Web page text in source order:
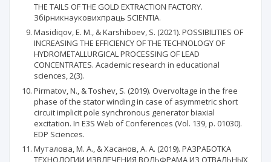
THE TAILS OF THE GOLD EXTRACTION FACTORY.
Збірникнауковихпраць SCIENTIA.
Masidiqov, E. M., & Karshiboev, S. (2021). POSSIBILITIES OF
INCREASING THE EFFICIENCY OF THE TECHNOLOGY OF
HYDROMETALLURGICAL PROCESSING OF LEAD
CONCENTRATES. Academic research in educational
sciences, 2(3).
Pirmatov, N., & Toshev, S. (2019). Overvoltage in the free
phase of the stator winding in case of asymmetric short
circuit implicit pole synchronous generator biaxial
excitation. In E3S Web of Conferences (Vol. 139, p. 01030).
EDP Sciences.
Муталова, М. А., & Хасанов, А. А. (2019). РАЗРАБОТКА
ТЕХНОЛОГИИ ИЗВЛЕЧЕНИЯ ВОЛЬФРАМА ИЗ ОТВАЛЬНЫХ